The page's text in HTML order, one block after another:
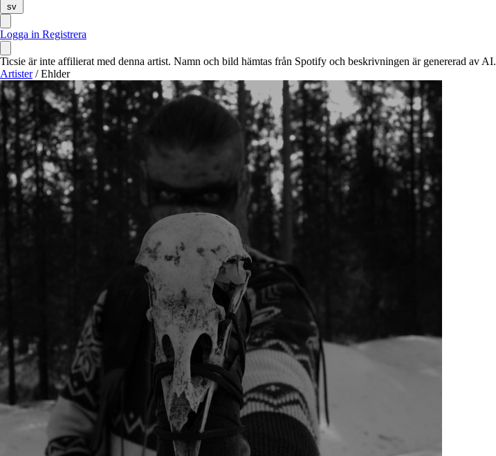
sv
Logga in Registrera
Ticsie är inte affilierat med denna artist. Namn och bild hämtas från Spotify och beskrivningen är genererad av AI.
Artister / Ehlder